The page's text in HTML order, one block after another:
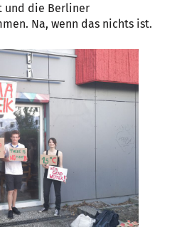
und die Berliner
Na, wenn das nichts ist.